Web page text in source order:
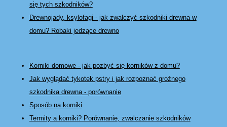
się tych szkodników?
Drewnojady, ksylofagi - jak zwalczyć szkodniki drewna w
domu? Robaki jedzące drewno
Korniki domowe - jak pozbyć się korników z domu?
Jak wyglądać tykotek pstry i jak rozpoznać groźnego
szkodnika drewna - porównanie
Sposób na korniki
Termity a korniki? Porównanie, zwalczanie szkodników